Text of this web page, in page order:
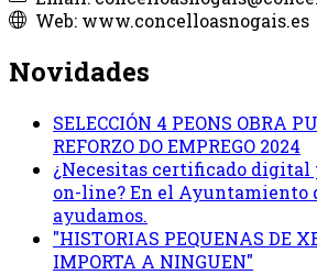
Web: www.concelloasnogais.es
Novidades
SELECCIÓN 4 PEONS OBRA
REFORZO DO EMPREGO 2024
¿Necesitas certificado
on-line? En el Ayuntamiento
ayudamos.
"HISTORIAS PEQUENAS DE
IMPORTA A NINGUEN"